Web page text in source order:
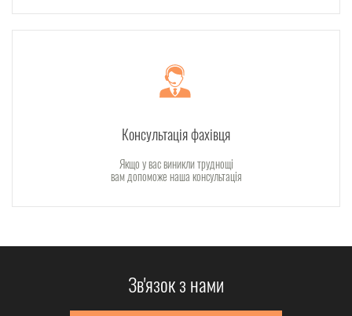
Консультація фахівця
Якщо у вас виникли труднощі
вам допоможе наша консультація
Зв'язок з нами